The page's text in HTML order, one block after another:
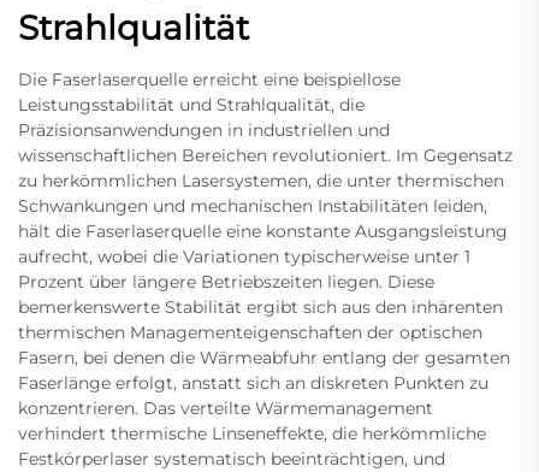
Strahlqualität
Die Faserlaserquelle erreicht eine beispiellose
Leistungsstabilität und Strahlqualität, die
Präzisionsanwendungen in industriellen und
wissenschaftlichen Bereichen revolutioniert. Im Gegensatz
zu herkömmlichen Lasersystemen, die unter thermischen
Schwankungen und mechanischen Instabilitäten leiden,
hält die Faserlaserquelle eine konstante Ausgangsleistung
aufrecht, wobei die Variationen typischerweise unter 1
Prozent über längere Betriebszeiten liegen. Diese
bemerkenswerte Stabilität ergibt sich aus den inhärenten
thermischen Managementeigenschaften der optischen
Fasern, bei denen die Wärmeabfuhr entlang der gesamten
Faserlänge erfolgt, anstatt sich an diskreten Punkten zu
konzentrieren. Das verteilte Wärmemanagement
verhindert thermische Linseneffekte, die herkömmliche
Festkörperlaser systematisch beeinträchtigen, und